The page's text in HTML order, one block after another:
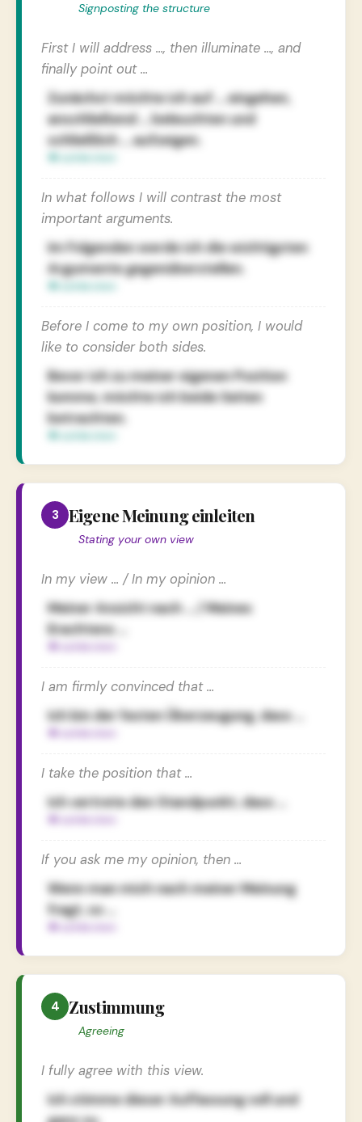
Signposting the structure
First I will address …, then illuminate …, and
finally point out …
Zunächst möchte ich auf … eingehen,
anschließend … beleuchten und
schließlich … aufzeigen.
In what follows I will contrast the most
important arguments.
Im Folgenden werde ich die wichtigsten
Argumente gegenüberstellen.
Before I come to my own position, I would
like to consider both sides.
Bevor ich zu meiner eigenen Position
komme, möchte ich beide Seiten
betrachten.
3 Eigene Meinung einleiten
Stating your own view
In my view … / In my opinion …
Meiner Ansicht nach … / Meines
Erachtens …
I am firmly convinced that …
Ich bin der festen Überzeugung, dass …
I take the position that …
Ich vertrete den Standpunkt, dass …
If you ask me my opinion, then …
Wenn man mich nach meiner Meinung
fragt, so …
4 Zustimmung
Agreeing
I fully agree with this view.
Ich stimme dieser Auffassung voll und